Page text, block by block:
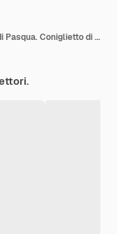
Easter Bunny porta un cesto di uova di Pasqua. Coniglietto di pasqua e uovo di pasqua. T-shirt design e molti altri. Isolato.